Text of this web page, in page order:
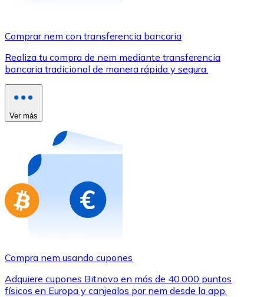
Utiliza tarjetas Visa y Mastercard para comprar
Comprar con tarjeta
Compra tarjetas regalo de tus marcas favoritas con
Ir a la tienda de tarjetas regalo
Comprar nem con transferencia bancaria
Realiza tu compra de nem mediante transferencia
bancaria tradicional de manera rápida y segura.
Ver más
Compra nem usando cupones
Adquiere cupones Bitnovo en más de 40.000 puntos
físicos en Europa y canjealos por nem desde la app.